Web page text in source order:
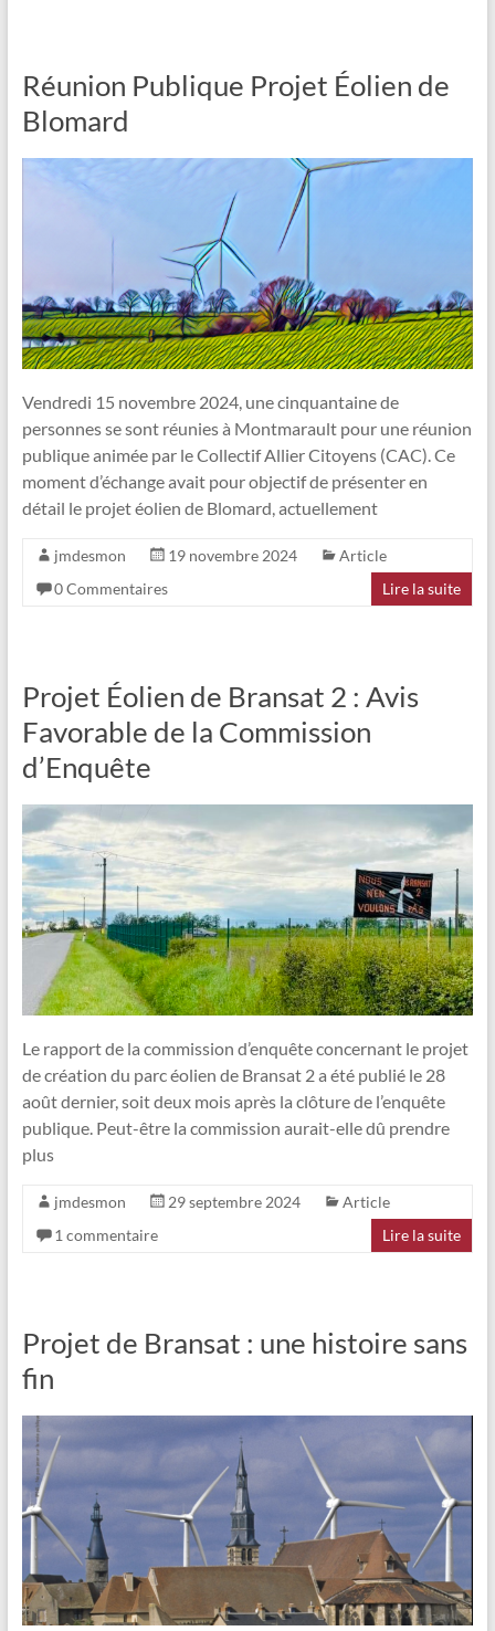
Réunion Publique Projet Éolien de
Blomard
Vendredi 15 novembre 2024, une cinquantaine de
personnes se sont réunies à Montmarault pour une réunion
publique animée par le Collectif Allier Citoyens (CAC). Ce
moment d’échange avait pour objectif de présenter en
détail le projet éolien de Blomard, actuellement
jmdesmon 19 novembre 2024
Article
0 Commentaires
Lire la suite
Projet Éolien de Bransat 2 : Avis
Favorable de la Commission
d’Enquête
Le rapport de la commission d’enquête concernant le projet
de création du parc éolien de Bransat 2 a été publié le 28
août dernier, soit deux mois après la clôture de l’enquête
publique. Peut-être la commission aurait-elle dû prendre
plus
jmdesmon 29 septembre 2024
Article
1 commentaire
Lire la suite
Projet de Bransat : une histoire sans
fin